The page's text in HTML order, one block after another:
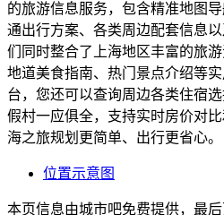
的旅游信息服务，包含精准地图
通出行方案、各类周边配套信息
们同时整合了上海地区丰富的旅
地道美食指南、热门景点介绍等
台，您还可以查询周边各类住宿
假村一应俱全，支持实时房价对
海之旅规划更简单、出行更省心。
位置示意图
本页信息由城市吧免费提供，最